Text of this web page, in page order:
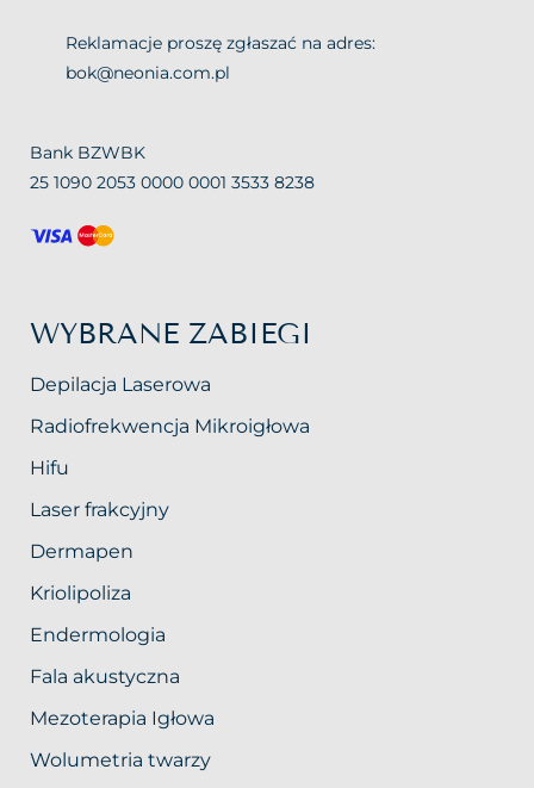
Reklamacje proszę zgłaszać na adres:
bok@neonia.com.pl
Bank BZWBK
25 1090 2053 0000 0001 3533 8238
WYBRANE ZABIEGI
Depilacja Laserowa
Radiofrekwencja Mikroigłowa
Hifu
Laser frakcyjny
Dermapen
Kriolipoliza
Endermologia
Fala akustyczna
Mezoterapia Igłowa
Wolumetria twarzy